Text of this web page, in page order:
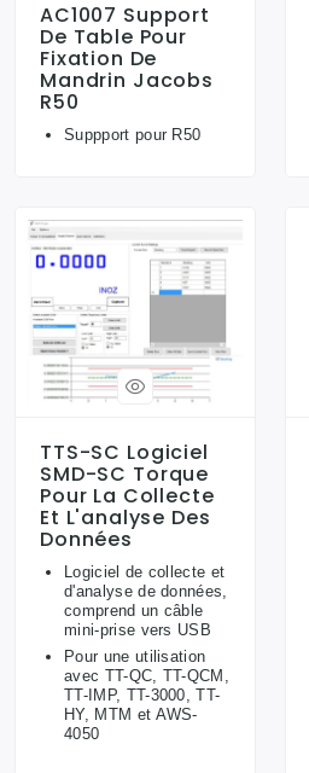
AC1007 Support
De Table Pour
Fixation De
Mandrin Jacobs
R50
Suppport pour R50
TTS-SC Logiciel
SMD-SC Torque
Pour La Collecte
Et L'analyse Des
Données
Logiciel de collecte et
d'analyse de données,
comprend un câble
mini-prise vers USB
Pour une utilisation
avec TT-QC, TT-QCM,
TT-IMP, TT-3000, TT-
HY, MTM et AWS-
4050